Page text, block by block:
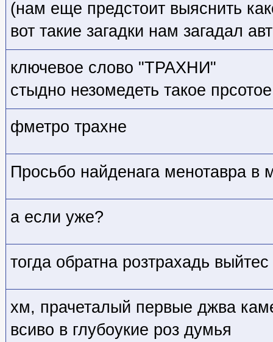
(нам еще предстоит выяснить
вот такие загадки нам загадал
ключевое слово "ТРАХНИ"
стыдно незомедеть такое
фметро трахне
Просьбо найденага менотавра в
а если уже?
тогда обратна розтрахадь
хм, прачеталый первые джва
всиво в глубоукие роз думья